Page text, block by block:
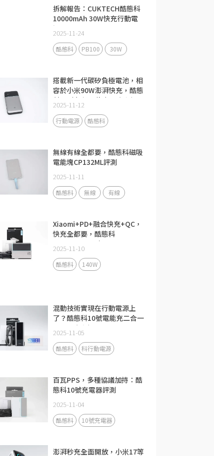
拆解報告：CUKTECH酷態科
10000mAh 30W快充行動電
源PB100
2025-11-24
酷態科 PB100 30W
搭載新一代碳矽負極電池，相
容於小米90W澎湃快充，酷態
科15號超級電能卡Air評測
2025-11-12
行動電源 酷態科
無線有線全都要，酷態科磁吸
電能塊CP132ML評測
2025-11-11
酷態科 無線 有線
Xiaomi+PD+融合快充+QC，
快充全都要，酷態科
CUKTECH 15號140W 3C1A
充電器評測
2025-11-10
酷態科 140W
混動技術實現在行動電源上
了？酷態科10號電能充二合一
Fusion評測
2025-11-05
酷態科 科行動電源
百瓦PPS，多種協議加持：酷
態科10號充電器評測
2025-11-04
酷態科 10號充電器
澎湃秒充全面開放，小米17等